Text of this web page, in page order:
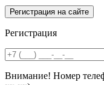
Регистрация
Внимание! Номер